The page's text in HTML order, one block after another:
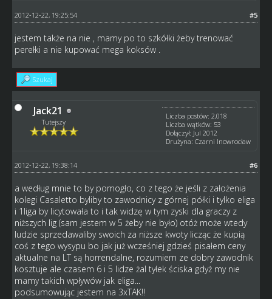
#5
2012-12-22, 19:25:54
jestem także na nie , mamy po to szkółki żeby trenować
perełki a nie kupować mega koksów .
Szukaj
Jack21
Tutejszy
Liczba postów: 2,018
Liczba wątków: 53
Dołączył: Jul 2012
Drużyna: Czarni Inowrocław
#6
2012-12-22, 19:38:14
a według mnie to by pomogło, co z tego że jeśli z założenia
kolegi Casaletto byliby to zawodnicy z górnej półki i tylko eliga
i 1liga by licytowała to i tak widzę w tym zyski dla graczy z
niższych lig (sam jestem w 5 żeby nie było) otóż może wtedy
ludzie sprzedawaliby swoich za niższe kwoty licząc że kupią
coś z tego wysypu bo jak już wcześniej gdzieś pisałem ceny
aktualne na LT są horrendalne, rozumiem ze dobry zawodnik
kosztuje ale czasem 6 i 5 lidze żal tyłek ściska gdyż my nie
mamy takich wpływów jak eliga...
podsumowując jestem na 3xTAK!!